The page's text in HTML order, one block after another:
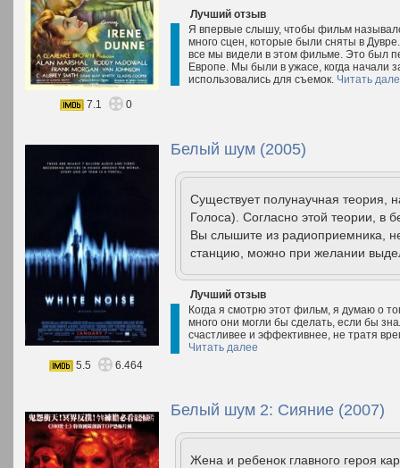
Лучший отзыв
Я впервые слышу, чтобы фильм
много сцен, которые были сняты в
все мы видели в этом фильме. Это был
Европе. Мы были в ужасе, когда начали
использовались для съемок. Читать
7.1
0
Белый шум (2005)
Существует полунаучная теория,
Голоса). Согласно этой теории, в
Вы слышите из радиоприемника,
станцию, можно при желании
Лучший отзыв
Когда я смотрю этот фильм, я думаю о
много они могли бы сделать, если бы
счастливее и эффективнее, не тратя
Читать далее
5.5
6.464
Белый шум 2: Сияние (2007)
Жена и ребенок главного героя